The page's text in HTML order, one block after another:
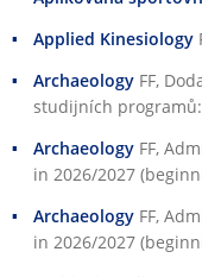
Applied Kinesiology
Archaeology FF,
studijních
Archaeology FF,
in 2026/2027
Archaeology FF,
in 2026/2027